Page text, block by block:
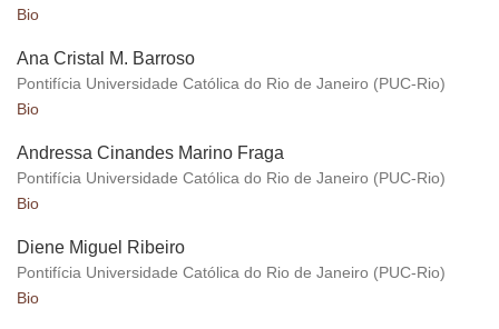
Bio
Ana Cristal M. Barroso
Pontifícia Universidade Católica do Rio de Janeiro (PUC-Rio)
Bio
Andressa Cinandes Marino Fraga
Pontifícia Universidade Católica do Rio de Janeiro (PUC-Rio)
Bio
Diene Miguel Ribeiro
Pontifícia Universidade Católica do Rio de Janeiro (PUC-Rio)
Bio